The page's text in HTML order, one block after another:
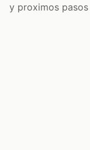
y proximos